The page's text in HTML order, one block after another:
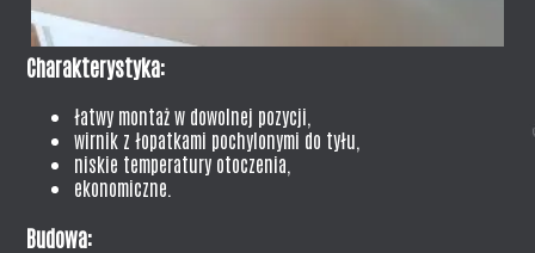
Charakterystyka:
łatwy montaż w dowolnej pozycji,
wirnik z łopatkami pochylonymi do tyłu,
niskie temperatury otoczenia,
ekonomiczne.
Budowa: